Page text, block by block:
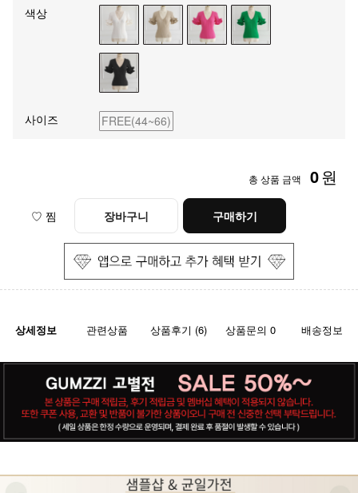
색상
사이즈 FREE(44~66)
총 상품 금액 0원
♡ 찜 장바구니 구매하기
상세정보 관련상품 상품후기 (6) 상품문의 0 배송정보